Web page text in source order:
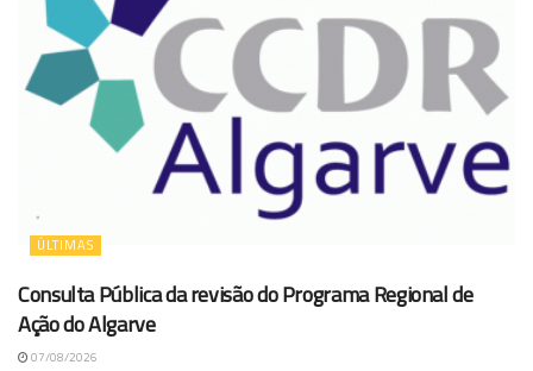
ÚLTIMAS
Consulta Pública da revisão do Programa Regional de
Ação do Algarve
07/08/2026